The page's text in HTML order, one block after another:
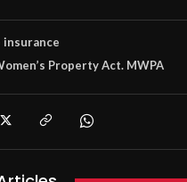
insurance
Property Act. MWPA